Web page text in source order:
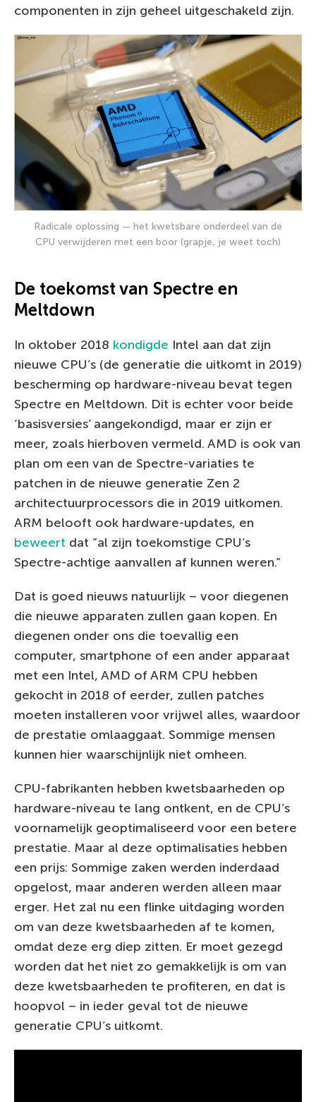
componenten in zijn geheel uitgeschakeld zijn.
Radicale oplossing — het kwetsbare onderdeel van de
CPU verwijderen met een boor (grapje, je weet toch)
De toekomst van Spectre en
Meltdown
In oktober 2018 kondigde Intel aan dat zijn
nieuwe CPU’s (de generatie die uitkomt in 2019)
bescherming op hardware-niveau bevat tegen
Spectre en Meltdown. Dit is echter voor beide
‘basisversies’ aangekondigd, maar er zijn er
meer, zoals hierboven vermeld. AMD is ook van
plan om een van de Spectre-variaties te
patchen in de nieuwe generatie Zen 2
architectuurprocessors die in 2019 uitkomen.
ARM belooft ook hardware-updates, en
beweert dat ”al zijn toekomstige CPU’s
Spectre-achtige aanvallen af kunnen weren.”
Dat is goed nieuws natuurlijk – voor diegenen
die nieuwe apparaten zullen gaan kopen. En
diegenen onder ons die toevallig een
computer, smartphone of een ander apparaat
met een Intel, AMD of ARM CPU hebben
gekocht in 2018 of eerder, zullen patches
moeten installeren voor vrijwel alles, waardoor
de prestatie omlaaggaat. Sommige mensen
kunnen hier waarschijnlijk niet omheen.
CPU-fabrikanten hebben kwetsbaarheden op
hardware-niveau te lang ontkent, en de CPU’s
voornamelijk geoptimaliseerd voor een betere
prestatie. Maar al deze optimalisaties hebben
een prijs: Sommige zaken werden inderdaad
opgelost, maar anderen werden alleen maar
erger. Het zal nu een flinke uitdaging worden
om van deze kwetsbaarheden af te komen,
omdat deze erg diep zitten. Er moet gezegd
worden dat het niet zo gemakkelijk is om van
deze kwetsbaarheden te profiteren, en dat is
hoopvol – in ieder geval tot de nieuwe
generatie CPU’s uitkomt.